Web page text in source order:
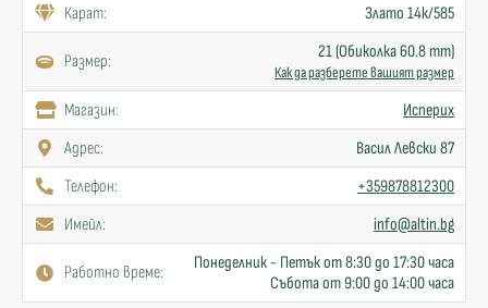
Карат:
Злато 14к/585
Размер: 21 (Обиколка 60.8 mm)
Как да разберете вашият размер
Mагазин:
Исперих
Адрес:
Васил Левски 87
Телефон:
+359878812300
Имейл:
info@altin.bg
Работно време:
Понеделник - Петък от 8:30 до 17:30 часа
Събота от 9:00 до 14:00 часа